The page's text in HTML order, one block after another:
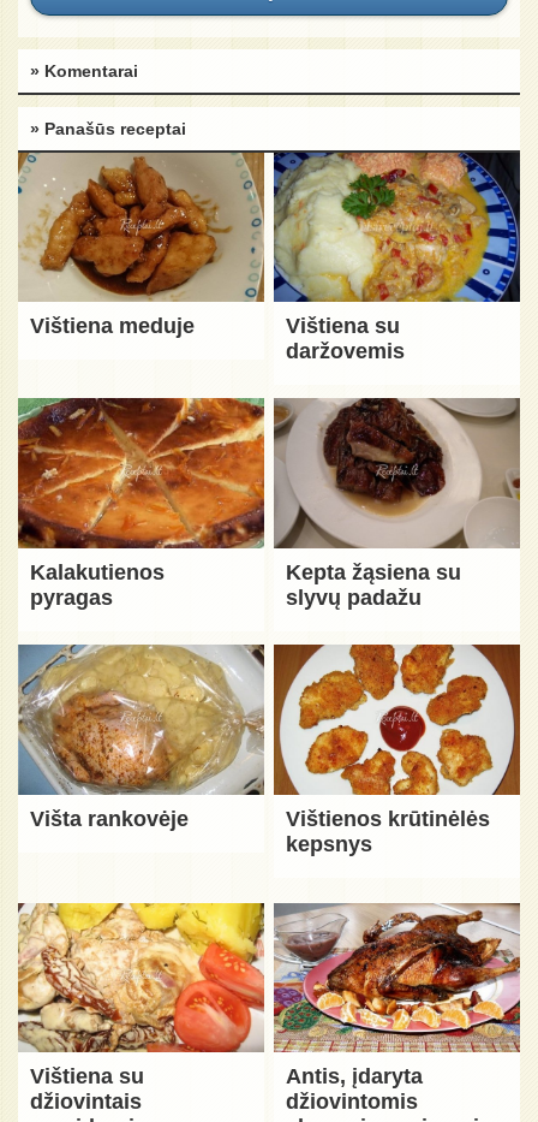
» Komentarai
» Panašūs receptai
Vištiena meduje
Vištiena su
daržovemis
Kalakutienos
pyragas
Kepta žąsiena su
slyvų padažu
Višta rankovėje
Vištienos krūtinėlės
kepsnys
Vištiena su
džiovintais
Antis, įdaryta
džiovintomis